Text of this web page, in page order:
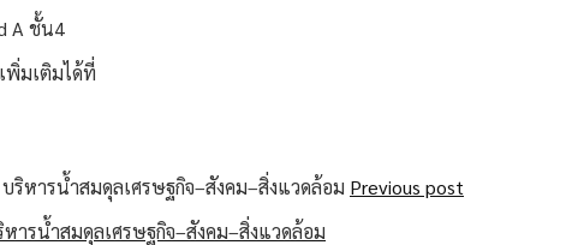
A ชั้น4
พิ่มเติมได้ที่
Previous post
รน้ำสมดุลเศรษฐกิจ–สังคม–สิ่งแวดล้อม